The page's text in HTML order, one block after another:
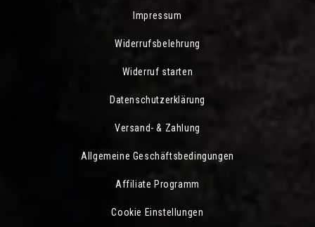
Impressum
Widerrufsbelehrung
Widerruf starten
Datenschutzerklärung
Versand- & Zahlung
Allgemeine Geschäftsbedingungen
Affiliate Programm
Cookie Einstellungen